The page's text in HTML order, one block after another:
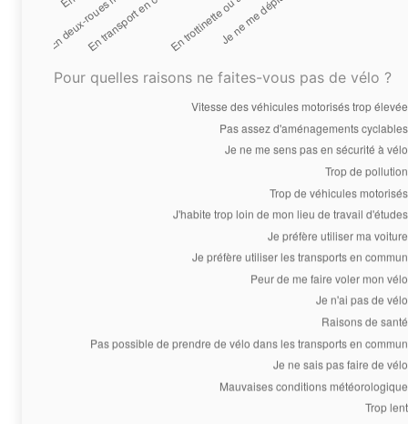
Pour quelles raisons ne faites-vous pas de vélo ?